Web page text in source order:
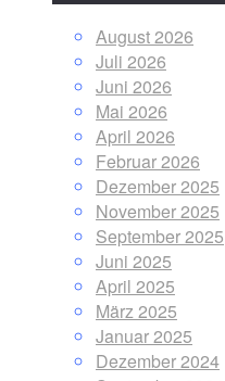
August 2026
Juli 2026
Juni 2026
Mai 2026
April 2026
Februar 2026
Dezember 2025
November 2025
September 2025
Juni 2025
April 2025
März 2025
Januar 2025
Dezember 2024